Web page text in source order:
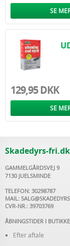
SE
129,95 DKK
SE
Skadedyrs-fri.dk
GAMMELGÅRDSVEJ 9
7130 JUELSMINDE
TELEFON: 30298787
MAIL:
CVR-NR.: 39703769
ÅBNINGSTIDER I
Efter aftale